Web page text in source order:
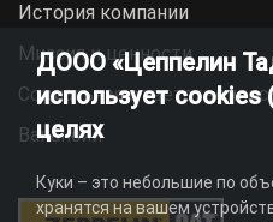
История компании
Миссия и ценности
Социальная
Вакансии
ДООО «Цеппелин
использует cookies
целях
Куки – это небольшие по
хранятся на вашем